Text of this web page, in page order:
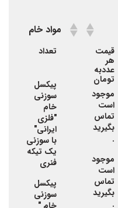
مواد خام
مواد خام قیمت
هر
عددبه
تومان
موجود
است
تماس
بگیرید
.
موجود
است
تماس
بگیرید
.
تعداد
پیکسل
سوزنی
خام
"فلزی
ایرانی"
با سوزنی
یک تیکه
فنری
پیکسل
سوزنی